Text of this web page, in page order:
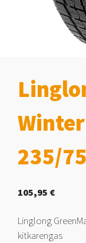
235/
105,95 €
Linglong
kitkarengas